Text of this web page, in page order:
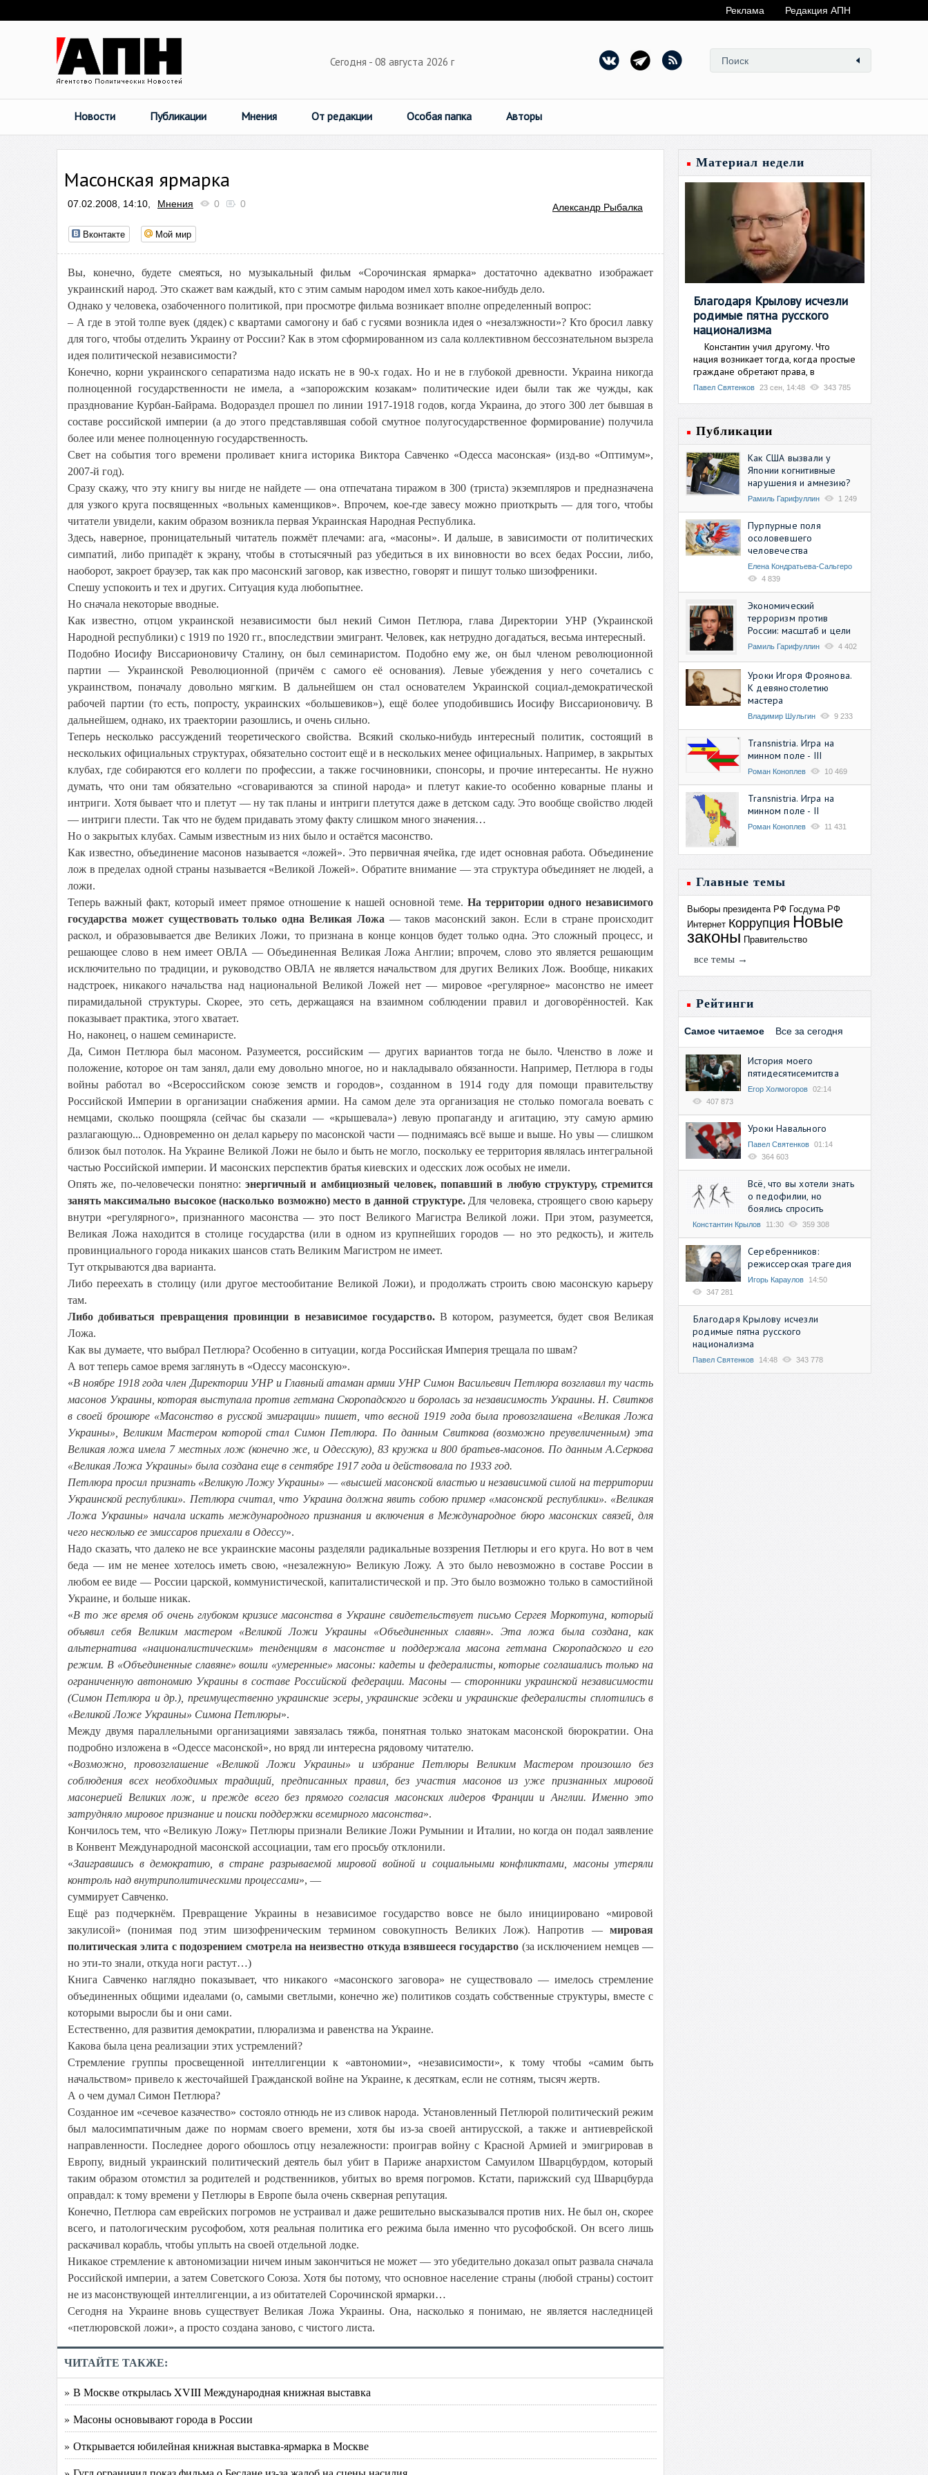
Реклама Редакция АПН
Сегодня - 08 августа 2026 г
Новости Публикации Мнения От редакции Особая папка Авторы
Масонская ярмарка
07.02.2008, 14:10, Мнения 0 0 Александр Рыбалка
Вконтакте Мой мир
Вы, конечно, будете смеяться, но музыкальный фильм «Сорочинская ярмарка» достаточно адекватно изображает
украинский народ. Это скажет вам каждый, кто с этим самым народом имел хоть какое-нибудь дело.
Однако у человека, озабоченного политикой, при просмотре фильма возникает вполне определенный вопрос:
– А где в этой толпе вуек (дядек) с квартами самогону и баб с гусями возникла идея о «незалэжности»? Кто бросил лавку
для того, чтобы отделить Украину от России? Как в этом сформированном из сала коллективном бессознательном вызрела
идея политической независимости?
Конечно, корни украинского сепаратизма надо искать не в 90-х годах. Но и не в глубокой древности. Украина никогда
полноценной государственности не имела, а «запорожским козакам» политические идеи были так же чужды, как
празднование Курбан-Байрама. Водораздел прошел по линии 1917-1918 годов, когда Украина, до этого 300 лет бывшая в
составе российской империи (а до этого представлявшая собой смутное полугосударственное формирование) получила
более или менее полноценную государственность.
Свет на события того времени проливает книга историка Виктора Савченко «Одесса масонская» (изд-во «Оптимум»,
2007-й год).
Сразу скажу, что эту книгу вы нигде не найдете — она отпечатана тиражом в 300 (триста) экземпляров и предназначена
для узкого круга посвященных «вольных каменщиков». Впрочем, кое-где завесу можно приоткрыть — для того, чтобы
читатели увидели, каким образом возникла первая Украинская Народная Республика.
Здесь, наверное, проницательный читатель пожмёт плечами: ага, «масоны». И дальше, в зависимости от политических
симпатий, либо припадёт к экрану, чтобы в стотысячный раз убедиться в их виновности во всех бедах России, либо,
наоборот, закроет браузер, так как про масонский заговор, как известно, говорят и пишут только шизофреники.
Спешу успокоить и тех и других. Ситуация куда любопытнее.
Но сначала некоторые вводные.
Как известно, отцом украинской независимости был некий Симон Петлюра, глава Директории УНР (Украинской
Народной республики) с 1919 по 1920 гг., впоследствии эмигрант. Человек, как нетрудно догадаться, весьма интересный.
Подобно Иосифу Виссарионовичу Сталину, он был семинаристом. Подобно ему же, он был членом революционной
партии — Украинской Революционной (причём с самого её основания). Левые убеждения у него сочетались с
украинством, поначалу довольно мягким. В дальнейшем он стал основателем Украинской социал-демократической
рабочей партии (то есть, попросту, украинских «большевиков»), ещё более уподобившись Иосифу Виссарионовичу. В
дальнейшем, однако, их траектории разошлись, и очень сильно.
Теперь несколько рассуждений теоретического свойства. Всякий сколько-нибудь интересный политик, состоящий в
нескольких официальных структурах, обязательно состоит ещё и в нескольких менее официальных. Например, в закрытых
клубах, где собираются его коллеги по профессии, а также госчиновники, спонсоры, и прочие интересанты. Не нужно
думать, что они там обязательно «сговариваются за спиной народа» и плетут какие-то особенно коварные планы и
интриги. Хотя бывает что и плетут — ну так планы и интриги плетутся даже в детском саду. Это вообще свойство людей
— интриги плести. Так что не будем придавать этому факту слишком много значения…
Но о закрытых клубах. Самым известным из них было и остаётся масонство.
Как известно, объединение масонов называется «ложей». Это первичная ячейка, где идет основная работа. Объединение
лож в пределах одной страны называется «Великой Ложей». Обратите внимание — эта структура объединяет не людей, а
ложи.
Теперь важный факт, который имеет прямое отношение к нашей основной теме. На территории одного независимого
государства может существовать только одна Великая Ложа — таков масонский закон. Если в стране происходит
раскол, и образовывается две Великих Ложи, то признана в конце концов будет только одна. Это сложный процесс, и
решающее слово в нем имеет ОВЛА — Объединенная Великая Ложа Англии; впрочем, слово это является решающим
исключительно по традиции, и руководство ОВЛА не является начальством для других Великих Лож. Вообще, никаких
надстроек, никакого начальства над национальной Великой Ложей нет — мировое «регулярное» масонство не имеет
пирамидальной структуры. Скорее, это сеть, держащаяся на взаимном соблюдении правил и договорённостей. Как
показывает практика, этого хватает.
Но, наконец, о нашем семинаристе.
Да, Симон Петлюра был масоном. Разумеется, российским — других вариантов тогда не было. Членство в ложе и
положение, которое он там занял, дали ему довольно многое, но и накладывало обязанности. Например, Петлюра в годы
войны работал во «Всероссийском союзе земств и городов», созданном в 1914 году для помощи правительству
Российской Империи в организации снабжения армии. На самом деле эта организация не столько помогала воевать с
немцами, сколько поощряла (сейчас бы сказали — «крышевала») левую пропаганду и агитацию, эту самую армию
разлагающую... Одновременно он делал карьеру по масонской части — поднимаясь всё выше и выше. Но увы — слишком
близок был потолок. На Украине Великой Ложи не было и быть не могло, поскольку ее территория являлась интегральной
частью Российской империи. И масонских перспектив братья киевских и одесских лож особых не имели.
Опять же, по-человечески понятно: энергичный и амбициозный человек, попавший в любую структуру, стремится
занять максимально высокое (насколько возможно) место в данной структуре.Для человека, строящего свою карьеру
внутри «регулярного», признанного масонства — это пост Великого Магистра Великой ложи. При этом, разумеется,
Великая Ложа находится в столице государства (или в одном из крупнейших городов — но это редкость), и житель
провинциального города никаких шансов стать Великим Магистром не имеет.
Тут открываются два варианта.
Либо переехать в столицу (или другое местообитание Великой Ложи), и продолжать строить свою масонскую карьеру
там.
Либо добиваться превращения провинции в независимое государство.В котором, разумеется, будет своя Великая
Ложа.
Как вы думаете, что выбрал Петлюра? Особенно в ситуации, когда Российская Империя трещала по швам?
А вот теперь самое время заглянуть в «Одессу масонскую».
«В ноябре 1918 года член Директории УНР и Главный атаман армии УНР Симон Васильевич Петлюра возглавил ту часть
масонов Украины, которая выступала против гетмана Скоропадского и боролась за независимость Украины. Н. Свитков
в своей брошюре «Масонство в русской эмиграции» пишет, что весной 1919 года была провозглашена «Великая Ложа
Украины», Великим Мастером которой стал Симон Петлюра. По данным Свиткова (возможно преувеличенным) эта
Великая ложа имела 7 местных лож (конечно же, и Одесскую), 83 кружка и 800 братьев-масонов. По данным А.Серкова
«Великая Ложа Украины» была создана еще в сентябре 1917 года и действовала по 1933 год.
Петлюра просил признать «Великую Ложу Украины» — «высшей масонской властью и независимой силой на территории
Украинской республики». Петлюра считал, что Украина должна явить собою пример «масонской республики». «Великая
Ложа Украины» начала искать международного признания и включения в Международное бюро масонских связей, для
чего несколько ее эмиссаров приехали в Одессу».
Надо сказать, что далеко не все украинские масоны разделяли радикальные воззрения Петлюры и его круга. Но вот в чем
беда — им не менее хотелось иметь свою, «незалежную» Великую Ложу. А это было невозможно в составе России в
любом ее виде — России царской, коммунистической, капиталистической и пр. Это было возможно только в самостийной
Украине, и больше никак.
«В то же время об очень глубоком кризисе масонства в Украине свидетельствует письмо Сергея Моркотуна, который
объявил себя Великим мастером «Великой Ложи Украины «Объединенных славян». Эта ложа была создана, как
альтернатива «националистическим» тенденциям в масонстве и поддержала масона гетмана Скоропадского и его
режим. В «Объединенные славяне» вошли «умеренные» масоны: кадеты и федералисты, которые соглашались только на
ограниченную автономию Украины в составе Российской федерации. Масоны — сторонники украинской независимости
(Симон Петлюра и др.), преимущественно украинские эсеры, украинские эсдеки и украинские федералисты сплотились в
«Великой Ложе Украины» Симона Петлюры».
Между двумя параллельными организациями завязалась тяжба, понятная только знатокам масонской бюрократии. Она
подробно изложена в «Одессе масонской», но вряд ли интересна рядовому читателю.
«Возможно, провозглашение «Великой Ложи Украины» и избрание Петлюры Великим Мастером произошло без
соблюдения всех необходимых традиций, предписанных правил, без участия масонов из уже признанных мировой
масонерией Великих лож, и прежде всего без прямого согласия масонских лидеров Франции и Англии. Именно это
затрудняло мировое признание и поиски поддержки всемирного масонства».
Кончилось тем, что «Великую Ложу» Петлюры признали Великие Ложи Румынии и Италии, но когда он подал заявление
в Конвент Международной масонской ассоциации, там его просьбу отклонили.
«Заигравшись в демократию, в стране разрываемой мировой войной и социальными конфликтами, масоны утеряли
контроль над внутриполитическими процессами», —
суммирует Савченко.
Ещё раз подчеркнём. Превращение Украины в независимое государство вовсе не было инициировано «мировой
закулисой» (понимая под этим шизофреническим термином совокупность Великих Лож). Напротив — мировая
политическая элита с подозрением смотрела на неизвестно откуда взявшееся государство (за исключением немцев —
но эти-то знали, откуда ноги растут…)
Книга Савченко наглядно показывает, что никакого «масонского заговора» не существовало — имелось стремление
объединенных общими идеалами (о, самыми светлыми, конечно же) политиков создать собственные структуры, вместе с
которыми выросли бы и они сами.
Естественно, для развития демократии, плюрализма и равенства на Украине.
Какова была цена реализации этих устремлений?
Стремление группы просвещенной интеллигенции к «автономии», «независимости», к тому чтобы «самим быть
начальством» привело к жесточайшей Гражданской войне на Украине, к десяткам, если не сотням, тысяч жертв.
А о чем думал Симон Петлюра?
Созданное им «сечевое казачество» состояло отнюдь не из сливок народа. Установленный Петлюрой политический режим
был малосимпатичным даже по нормам своего времени, хотя бы из-за своей антирусской, а также и антиеврейской
направленности. Последнее дорого обошлось отцу незалежности: проиграв войну с Красной Армией и эмигрировав в
Европу, видный украинский политический деятель был убит в Париже анархистом Самуилом Шварцбурдом, который
таким образом отомстил за родителей и родственников, убитых во время погромов. Кстати, парижский суд Шварцбурда
оправдал: к тому времени у Петлюры в Европе была очень скверная репутация.
Конечно, Петлюра сам еврейских погромов не устраивал и даже решительно высказывался против них. Не был он, скорее
всего, и патологическим русофобом, хотя реальная политика его режима была именно что русофобской. Он всего лишь
раскачивал корабль, чтобы уплыть на своей отдельной лодке.
Никакое стремление к автономизации ничем иным закончиться не может — это убедительно доказал опыт развала сначала
Российской империи, а затем Советского Союза. Хотя бы потому, что основное население страны (любой страны) состоит
не из масонствующей интеллигенции, а из обитателей Сорочинской ярмарки…
Сегодня на Украине вновь существует Великая Ложа Украины. Она, насколько я понимаю, не является наследницей
«петлюровской ложи», а просто создана заново, с чистого листа.
ЧИТАЙТЕ ТАКЖЕ:
» В Москве открылась XVIII Международная книжная выставка
» Масоны основывают города в России
» Открывается юбилейная книжная выставка-ярмарка в Москве
Материал недели
Благодаря Крылову исчезли
родимые пятна русского
национализма
Константин учил другому. Что
нация возникает тогда, когда простые
граждане обретают права, в
Павел Святенков 23 сен, 14:48 343 785
Публикации
Как США вызвали у
Японии когнитивные
нарушения и амнезию?
Рамиль Гарифуллин 1 249
Пурпурные поля
осоловевшего
человечества
Елена Кондратьева-Сальгеро
4 839
Экономический
терроризм против
России: масштаб и цели
Рамиль Гарифуллин 4 402
Уроки Игоря Фроянова.
К девяностолетию
мастера
Владимир Шульгин 9 233
Transnistria. Игра на
минном поле - III
Роман Коноплев 10 469
Transnistria. Игра на
минном поле - II
Роман Коноплев 11 431
Главные темы
Выборы президента РФ Госдума РФ
Интернет Коррупция Новые
законы Правительство
все темы →
Рейтинги
Самое читаемое Все за сегодня
История моего
пятидесятисемитства
Егор Холмогоров 02:14
407 873
Уроки Навального
Павел Святенков 01:14
364 603
Всё, что вы хотели знать
о педофилии, но
боялись спросить
Константин Крылов 11:30 359 308
Серебренников:
режиссерская трагедия
Игорь Караулов
14:50
347 281
Благодаря Крылову исчезли
родимые пятна русского
национализма
Павел Святенков 14:48 343 778